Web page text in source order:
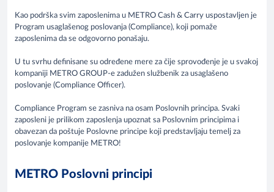
Kao podrška svim zaposlenima u METRO Cash & Carry uspostavljen je
Program usaglašenog poslovanja (Compliance), koji pomaže
zaposlenima da se odgovorno ponašaju.
U tu svrhu definisane su određene mere za čije sprovođenje je u svakoj
kompaniji METRO GROUP-e zadužen službenik za usaglašeno
poslovanje (Compliance Officer).
Compliance Program se zasniva na osam Poslovnih principa. Svaki
zaposleni je prilikom zaposlenja upoznat sa Poslovnim principima i
obavezan da poštuje Poslovne principe koji predstavljaju temelj za
poslovanje kompanije METRO!
METRO Poslovni principi